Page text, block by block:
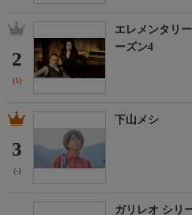
2
(1)
エレメンタリ
ーズン4
3
(-)
下山メシ
ガリレオ シリ